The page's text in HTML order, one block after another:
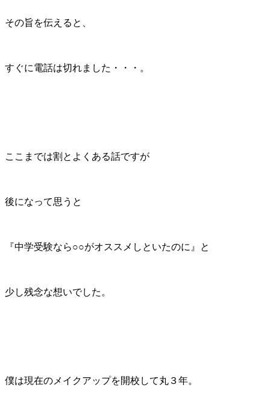
その旨を伝えると、
すぐに電話は切れました・・・。
ここまでは割とよくある話ですが
後になって思うと
『中学受験なら○○がオススメしといたのに』と
少し残念な想いでした。
僕は現在のメイクアップを開校して丸３年。